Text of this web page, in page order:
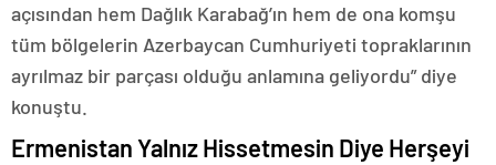
açısından hem Dağlık Karabağ’ın hem de ona komşu
tüm bölgelerin Azerbaycan Cumhuriyeti topraklarının
ayrılmaz bir parçası olduğu anlamına geliyordu” diye
konuştu.
Ermenistan Yalnız Hissetmesin Diye Herşeyi